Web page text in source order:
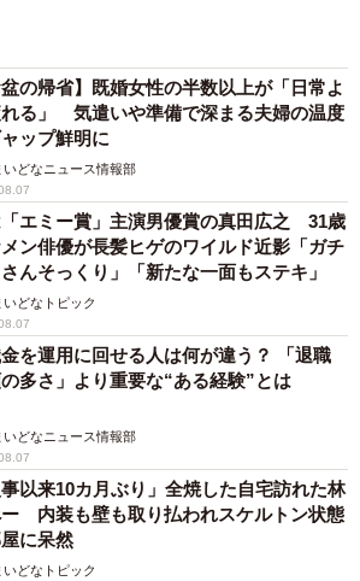
盆の帰省】既婚女性の半数以上が「日常よ
れる」 気遣いや準備で深まる夫婦の温度
ップ鮮明に
いどなニュース情報部
エミー賞」主演男優賞の真田広之 31歳
ン俳優が長髪ヒゲのワイルド近影「ガチ
んそっくり」「新たな一面もステキ」
いどなトピック
を運用に回せる人は何が違う？ 「退職
多さ」より重要な“ある経験”とは
いどなニュース情報部
事以来10カ月ぶり」全焼した自宅訪れた林
内装も壁も取り払われスケルトン状態
に呆然
いどなトピック